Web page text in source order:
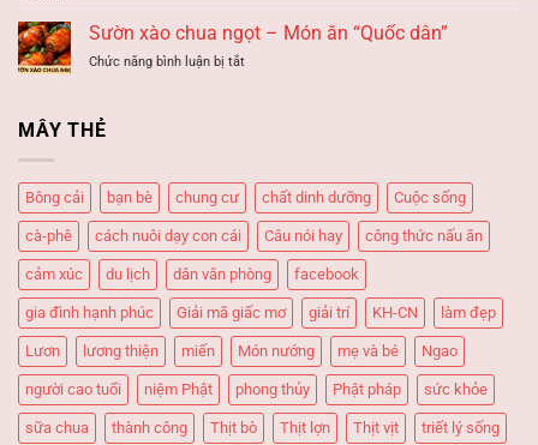
giấc
Giải
mã
giấc
bò
kho
sả-
cưỡng!
Sườn xào chua ngọt – Món ăn “Quốc dân”
Chức năng bình luận bị tắtở
Món
“Quốc
dân”
MÂY THẺ
Bông cải bạn bè chung cư chất dinh dưỡng Cuộc sống
cà-phê cách nuôi dạy con cái Câu nói hay công thức nấu ăn
cảm xúc du lịch dân văn phòng facebook
gia đình hạnh phúc Giải mã giấc mơ giải trí KH-CN làm đẹp
Lươn lương thiện miến Món nướng mẹ và bé Ngao
người cao tuổi niệm Phật phong thủy Phật pháp sức khỏe
sữa chua thành công Thịt bò Thịt lợn Thịt vịt triết lý sống